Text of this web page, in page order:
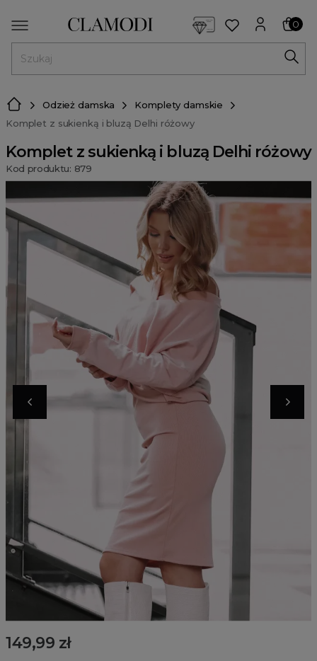
0
Odzież damska
Komplety damskie
Komplet z sukienką i bluzą Delhi różowy
Komplet z sukienką i bluzą Delhi różowy
Kod produktu: 879
149,99 zł